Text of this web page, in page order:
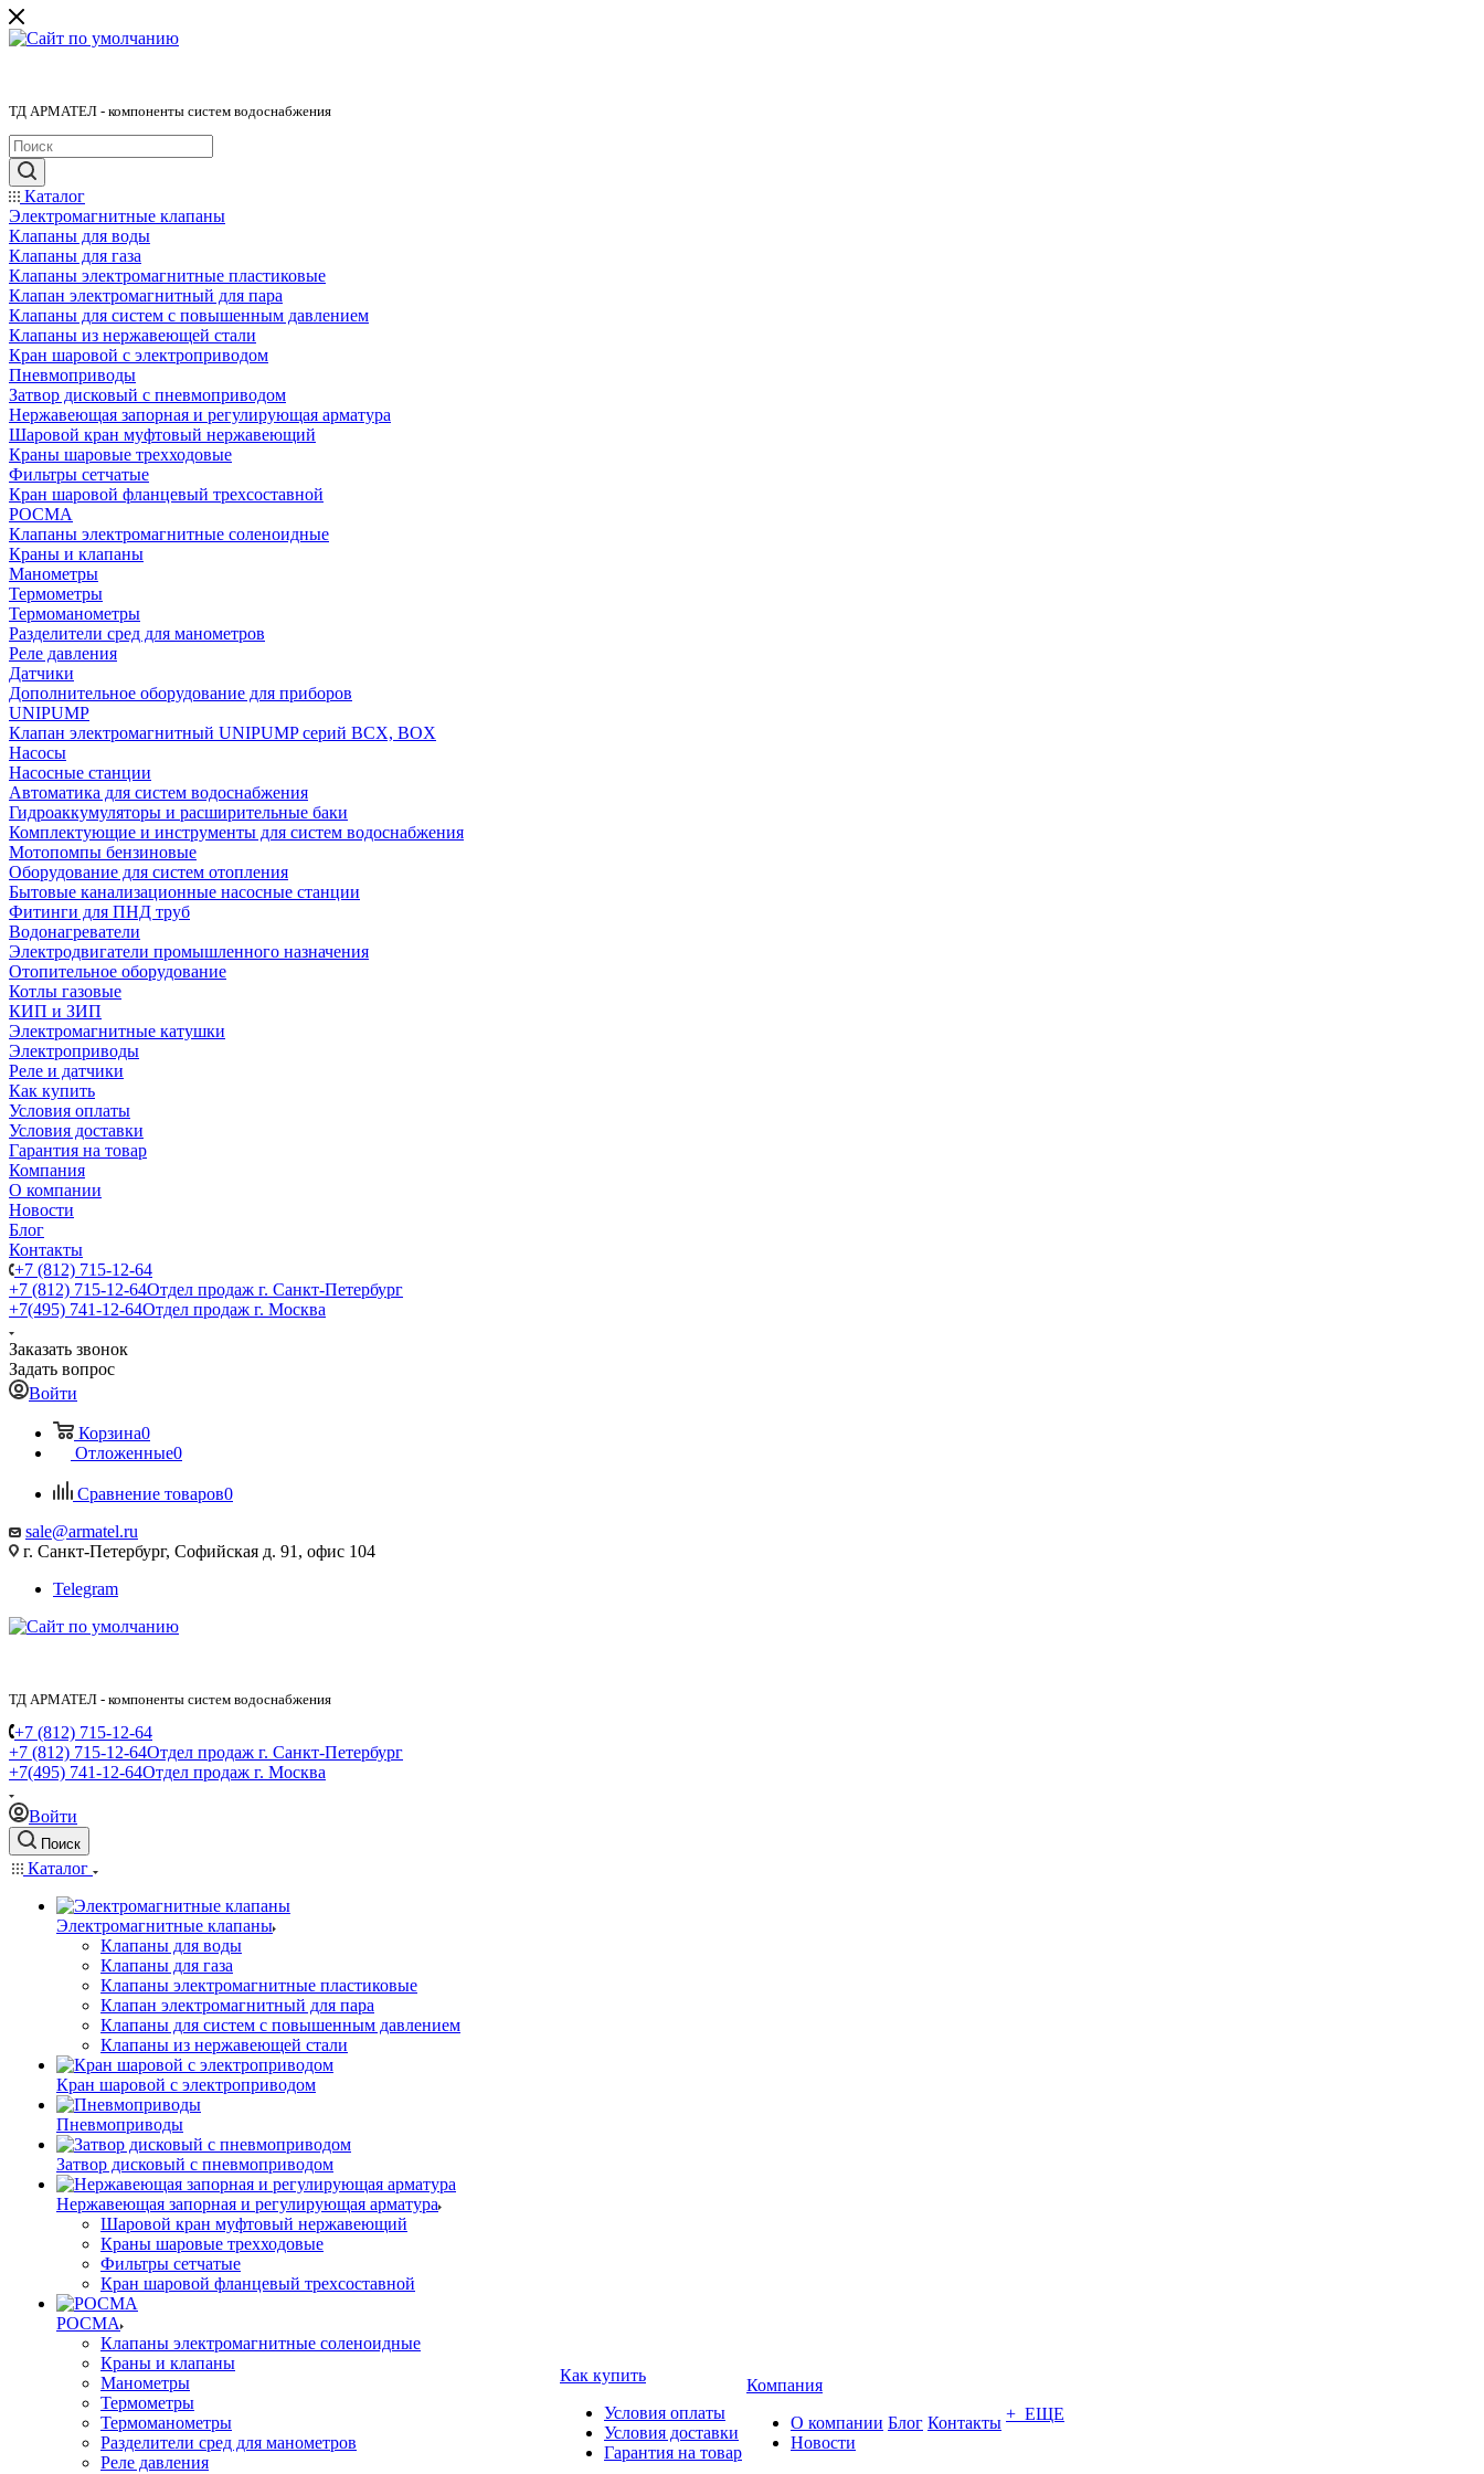
ТД АРМАТЕЛ - компоненты систем водоснабжения
Каталог
Электромагнитные клапаны
Клапаны для воды
Клапаны для газа
Клапаны электромагнитные пластиковые
Клапан электромагнитный для пара
Клапаны для систем с повышенным давлением
Клапаны из нержавеющей стали
Кран шаровой с электроприводом
Пневмоприводы
Затвор дисковый с пневмоприводом
Нержавеющая запорная и регулирующая арматура
Шаровой кран муфтовый нержавеющий
Краны шаровые трехходовые
Фильтры сетчатые
Кран шаровой фланцевый трехсоставной
РОСМА
Клапаны электромагнитные соленоидные
Краны и клапаны
Манометры
Термометры
Термоманометры
Разделители сред для манометров
Реле давления
Датчики
Дополнительное оборудование для приборов
UNIPUMP
Клапан электромагнитный UNIPUMP серий BCX, BOX
Насосы
Насосные станции
Автоматика для систем водоснабжения
Гидроаккумуляторы и расширительные баки
Комплектующие и инструменты для систем водоснабжения
Мотопомпы бензиновые
Оборудование для систем отопления
Бытовые канализационные насосные станции
Фитинги для ПНД труб
Водонагреватели
Электродвигатели промышленного назначения
Отопительное оборудование
Котлы газовые
КИП и ЗИП
Электромагнитные катушки
Электроприводы
Реле и датчики
Как купить
Условия оплаты
Условия доставки
Гарантия на товар
Компания
О компании
Новости
Блог
Контакты
+7 (812) 715-12-64
+7 (812) 715-12-64Отдел продаж г. Санкт-Петербург
+7(495) 741-12-64Отдел продаж г. Москва
Заказать звонок
Задать вопрос
Войти
Корзина0
Отложенные0
Сравнение товаров0
sale@armatel.ru
г. Санкт-Петербург, Софийская д. 91, офис 104
Telegram
ТД АРМАТЕЛ - компоненты систем водоснабжения
+7 (812) 715-12-64
+7 (812) 715-12-64Отдел продаж г. Санкт-Петербург
+7(495) 741-12-64Отдел продаж г. Москва
Войти
Поиск
Каталог
Электромагнитные клапаны
Клапаны для воды
Клапаны для газа
Клапаны электромагнитные пластиковые
Клапан электромагнитный для пара
Клапаны для систем с повышенным давлением
Клапаны из нержавеющей стали
Кран шаровой с электроприводом
Пневмоприводы
Затвор дисковый с пневмоприводом
Нержавеющая запорная и регулирующая арматура
Шаровой кран муфтовый нержавеющий
Краны шаровые трехходовые
Фильтры сетчатые
Кран шаровой фланцевый трехсоставной
РОСМА
Клапаны электромагнитные соленоидные
Краны и клапаны
Манометры
Термометры
Термоманометры
Разделители сред для манометров
Реле давления
Как купить
Условия оплаты
Условия доставки
Гарантия на товар
Компания
О компании
Новости
Блог Контакты + ЕЩЕ